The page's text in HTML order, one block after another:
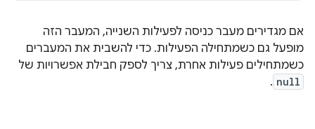
אם מגדירים מעבר כניסה לפעילות השנייה, המעבר הזה
מופעל גם כשמתחילה הפעילות. כדי להשבית את המעברים
כשמתחילים פעילות אחרת, צריך לספק חבילת אפשרויות של
null
.